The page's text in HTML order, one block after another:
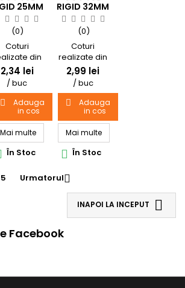
25MM
(0)
Coturi
din
PVC rigid
pentru
in trasee
cu
diamtru
25 mm
2,34 lei
/ buc

Adauga
in cos
Mai multe
În Stoc
RIGID 32MM
(0)
Coturi
realizate din
PVC rigid
pentru
conectarea
tubulaturilor
in trasee
electrice cu
diamtru
de 32 mm
2,99 lei
/ buc

Adauga
in cos
Mai multe
 În Stoc
5 Urmatorul
INAPOI LA INCEPUT 
Facebook